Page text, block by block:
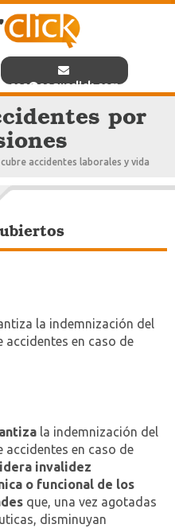
res@segurclick.com
por
accidentes laborales y vida
la indemnización del
accidentes en caso de
la indemnización del
accidentes en caso de
invalidez
o funcional de los
que, una vez agotadas
disminuyan